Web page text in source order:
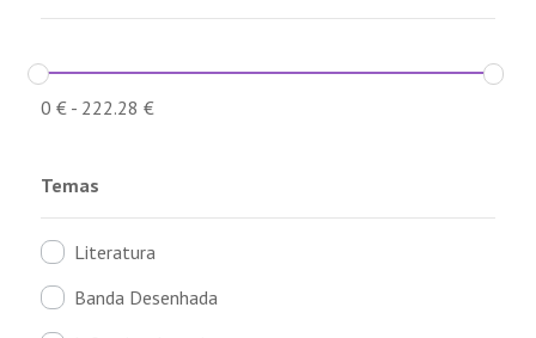
0 €- 222.28 €
Temas
Literatura
Banda Desenhada